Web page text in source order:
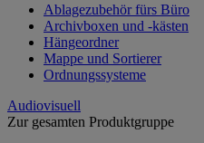
Ablagezubehör fürs Büro
Archivboxen und -kästen
Hängeordner
Mappe und Sortierer
Ordnungssysteme
Audiovisuell
Zur gesamten Produktgruppe